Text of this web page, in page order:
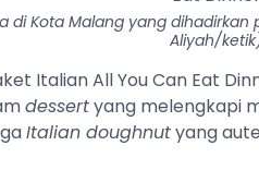
di Kota Malang yang dihadirkan
Aliyah/
Italian All You Can Eat
dessertyang melengkapi
Italian doughnutyang